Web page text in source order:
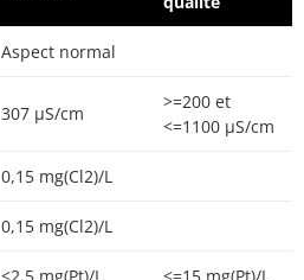
Aspect normal
307 µS/cm
>=200 et
<=1100 µS/cm
0,15 mg(Cl2)/L
0,15 mg(Cl2)/L